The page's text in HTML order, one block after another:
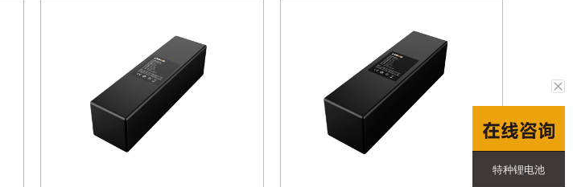
特种锂电池